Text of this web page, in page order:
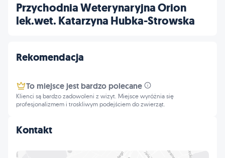
Przychodnia Weterynaryjna Orion
lek.wet. Katarzyna Hubka-Strowska
Kontakt
Rekomendacja
To miejsce jest bardzo polecane
Klienci są bardzo zadowoleni z wizyt. Miejsce wyróżnia się
profesjonalizmem i troskliwym podejściem do zwierząt.